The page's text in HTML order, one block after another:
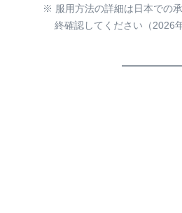
※ 服用方法の詳細は日本での
終確認してください（2026